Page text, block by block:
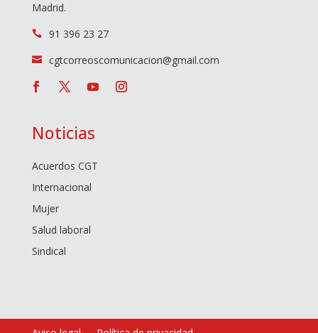
Madrid.
 91 396 23 27
 cgtcorreoscomunicacion@gmail.com
Noticias
Acuerdos CGT
Internacional
Mujer
Salud laboral
Sindical